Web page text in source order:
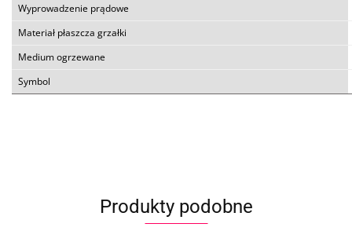
Wyprowadzenie prądowe
Materiał płaszcza grzałki
Medium ogrzewane
Symbol
Produkty podobne